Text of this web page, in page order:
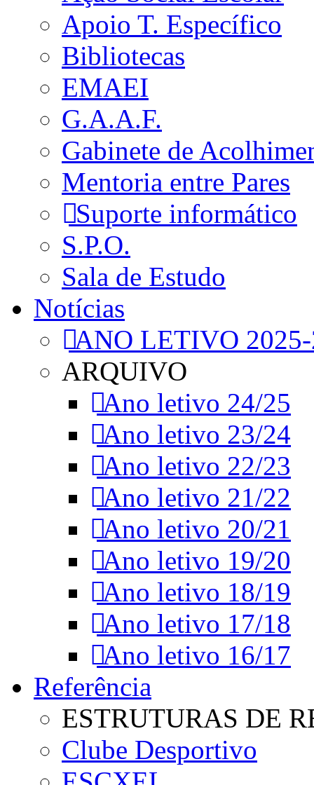
Apoio T. Específico
Bibliotecas
EMAEI
G.A.A.F.
Gabinete de
Mentoria entre Pares
Suporte informático
S.P.O.
Sala de Estudo
Notícias
ANO LETIVO
ARQUIVO
Ano letivo 24/25
Ano letivo 23/24
Ano letivo 22/23
Ano letivo 21/22
Ano letivo 20/21
Ano letivo 19/20
Ano letivo 18/19
Ano letivo 17/18
Ano letivo 16/17
Referência
ESTRUTURAS DE
Clube Desportivo